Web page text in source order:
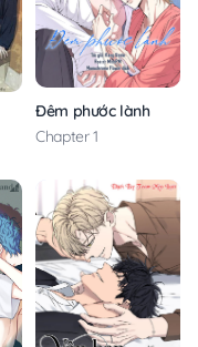
Đêm phước lành
Chapter 1